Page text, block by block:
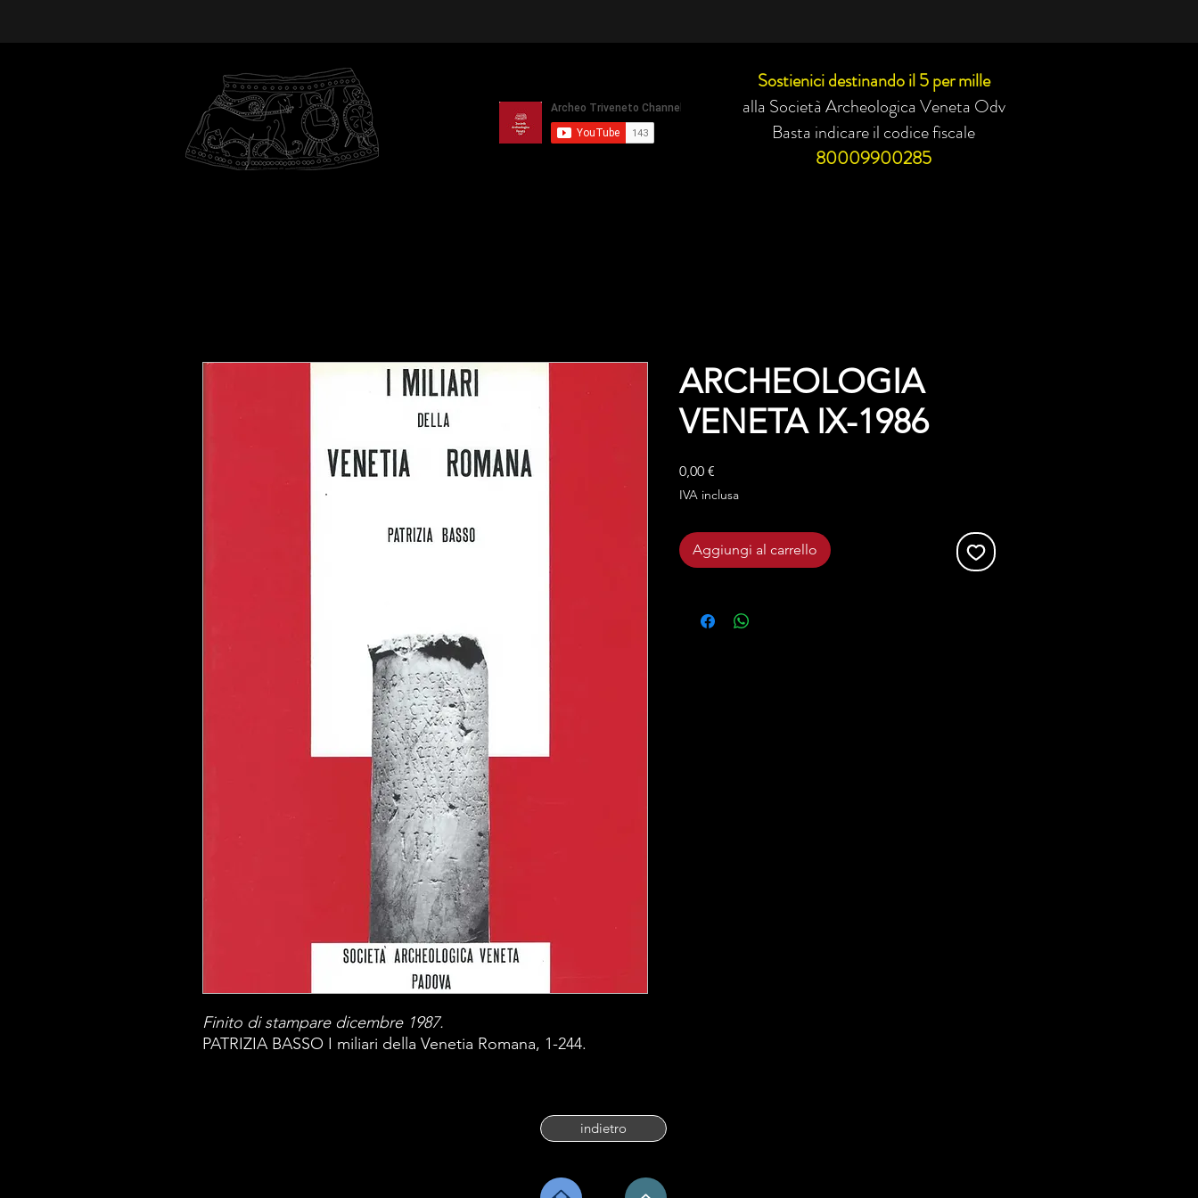
Sostienici destinando il 5 per mille
alla Società Archeologica Veneta Odv
Basta indicare il codice fiscale
80009900285
Finito di stampare dicembre 1987.
PATRIZIA BASSO I miliari della Venetia Romana, 1-244.
ARCHEOLOGIA
VENETA IX-1986
0,00 €
IVA inclusa
Aggiungi al carrello
indietro